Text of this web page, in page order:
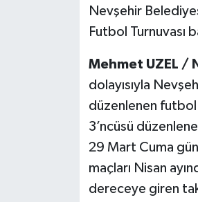
Nevşehir
Futbol Turnuvası
Mehmet UZEL /
dolayısıyla
düzenlenen futbol
3’ncüsü
29 Mart Cuma
maçları Nisan
dereceye giren
Teknoloji